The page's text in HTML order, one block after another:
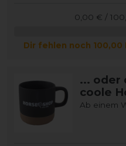
0,00 € /
Dir fehlen noch 100,00
... oder
coole
Ab einem